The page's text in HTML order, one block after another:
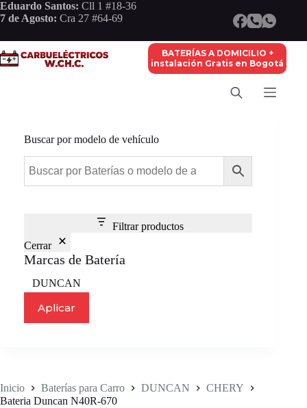
Saltar
al
Eduardo Santos: Cll 1 #18-36
7 de Agosto: Cra 27 #64-69
BATERÍAS A DOMICILIO +
instalación Gratis en Bogotá
Inicio Baterías para Carro DUNCAN
CHERY
Bateria Duncan N40R-670
Buscar por modelo de vehículo
Filtrar productos
Cerrar
Marcas de Batería
Marca
DUNCAN
Aplicar